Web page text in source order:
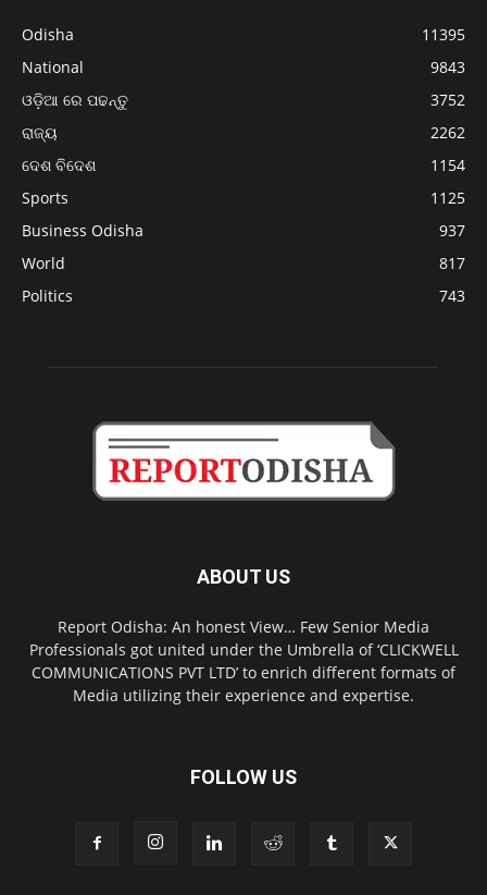
Odisha
11395
National
9843
ଓଡ଼ିଆ ରେ ପଢନ୍ତୁ
3752
ରାଜ୍ୟ
2262
ଦେଶ ବିଦେଶ
1154
Sports
1125
Business Odisha
937
World
817
Politics
743
ABOUT US
Report Odisha: An honest View… Few Senior Media
Professionals got united under the Umbrella of ‘CLICKWELL
COMMUNICATIONS PVT LTD’ to enrich different formats of
Media utilizing their experience and expertise.
FOLLOW US